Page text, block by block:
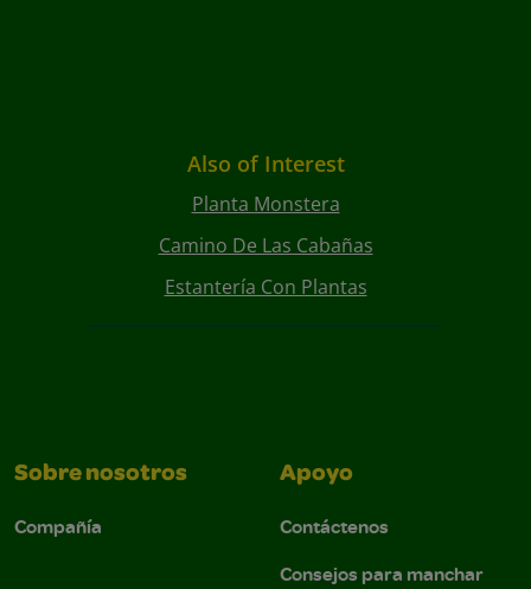
Also of Interest
Planta Monstera
Camino De Las Cabañas
Estantería Con Plantas
Sobre nosotros
Compañía
Apoyo
Contáctenos
Consejos para manchar